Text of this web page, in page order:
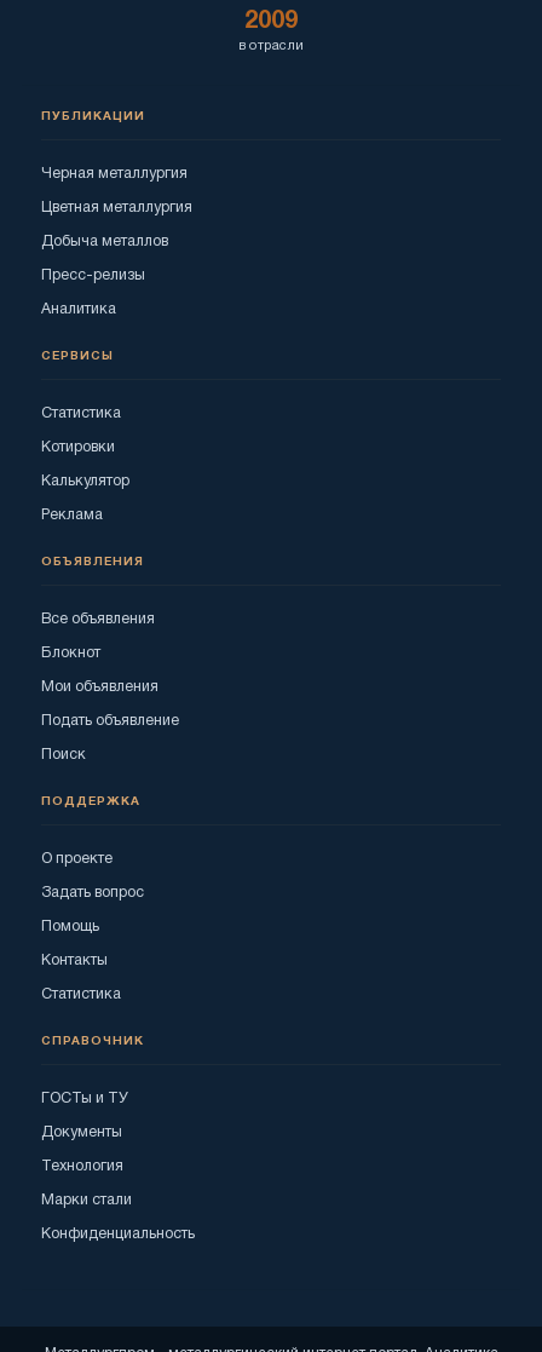
2009
в отрасли
ПУБЛИКАЦИИ
Черная металлургия
Цветная металлургия
Добыча металлов
Пресс-релизы
Аналитика
СЕРВИСЫ
Статистика
Котировки
Калькулятор
Реклама
ОБЪЯВЛЕНИЯ
Все объявления
Блокнот
Мои объявления
Подать объявление
Поиск
ПОДДЕРЖКА
О проекте
Задать вопрос
Помощь
Контакты
Статистика
СПРАВОЧНИК
ГОСТы и ТУ
Документы
Технология
Марки стали
Конфиденциальность